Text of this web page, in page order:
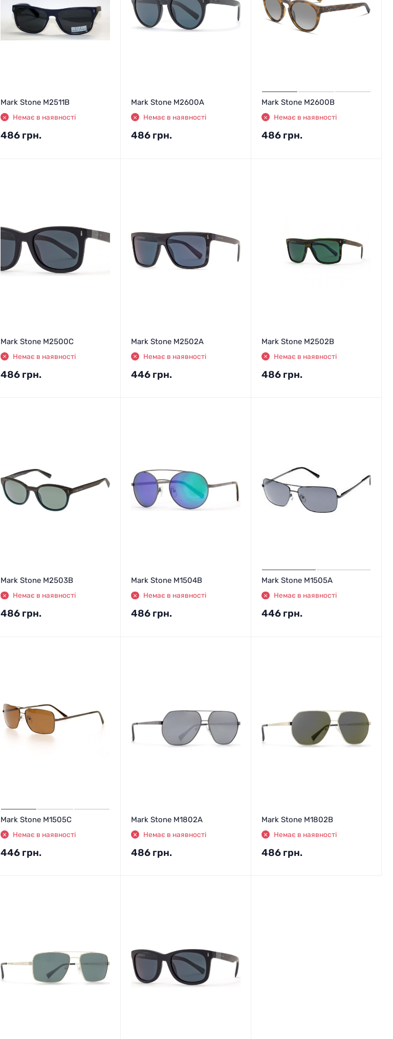
Mark Stone M2511B
Немає в наявності
486 грн.
Mark Stone M2600A
Немає в наявності
486 грн.
Mark Stone M2600B
Немає в наявності
486 грн.
Mark Stone M2500C
Немає в наявності
486 грн.
Mark Stone M2502A
Немає в наявності
446 грн.
Mark Stone M2502B
Немає в наявності
486 грн.
Mark Stone M2503B
Немає в наявності
486 грн.
Mark Stone M1504B
Немає в наявності
486 грн.
Mark Stone M1505A
Немає в наявності
446 грн.
Mark Stone M1505C
Немає в наявності
446 грн.
Mark Stone M1802A
Немає в наявності
486 грн.
Mark Stone M1802B
Немає в наявності
486 грн.